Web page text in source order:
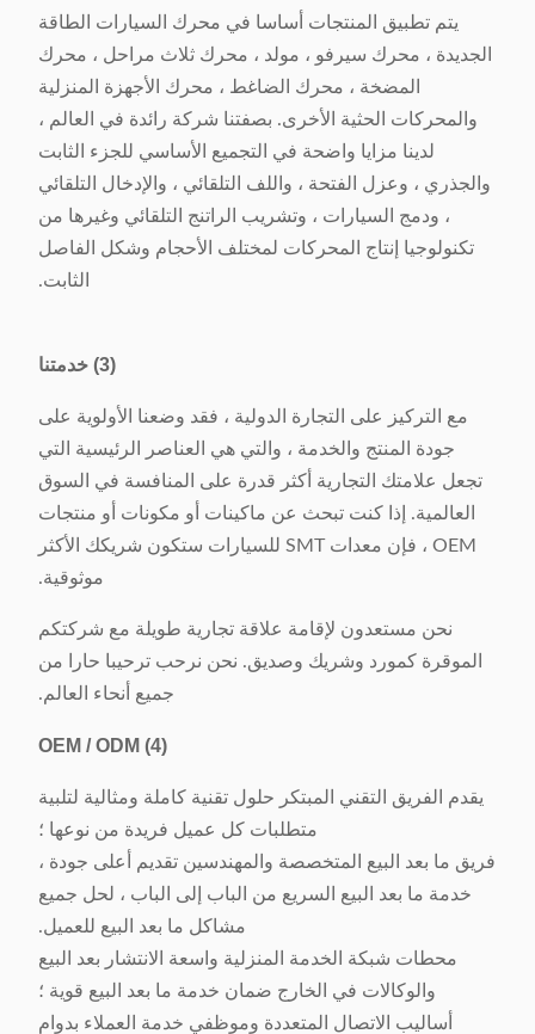
يتم تطبيق المنتجات أساسا في محرك السيارات الطاقة
الجديدة ، محرك سيرفو ، مولد ، محرك ثلاث مراحل ، محرك
المضخة ، محرك الضاغط ، محرك الأجهزة المنزلية
والمحركات الحثية الأخرى. بصفتنا شركة رائدة في العالم ،
لدينا مزايا واضحة في التجميع الأساسي للجزء الثابت
والجذري ، وعزل الفتحة ، واللف التلقائي ، والإدخال التلقائي
، ودمج السيارات ، وتشريب الراتنج التلقائي وغيرها من
تكنولوجيا إنتاج المحركات لمختلف الأحجام وشكل الفاصل
الثابت.
(3) خدمتنا
مع التركيز على التجارة الدولية ، فقد وضعنا الأولوية على
جودة المنتج والخدمة ، والتي هي العناصر الرئيسية التي
تجعل علامتك التجارية أكثر قدرة على المنافسة في السوق
العالمية. إذا كنت تبحث عن ماكينات أو مكونات أو منتجات
OEM ، فإن معدات SMT للسيارات ستكون شريكك الأكثر
موثوقية.
نحن مستعدون لإقامة علاقة تجارية طويلة مع شركتكم
الموقرة كمورد وشريك وصديق. نحن نرحب ترحيبا حارا من
جميع أنحاء العالم.
(4)
OEM / ODM
يقدم الفريق التقني المبتكر حلول تقنية كاملة ومثالية لتلبية
متطلبات كل عميل فريدة من نوعها ؛
فريق ما بعد البيع المتخصصة والمهندسين تقديم أعلى جودة ،
خدمة ما بعد البيع السريع من الباب إلى الباب ، لحل جميع
مشاكل ما بعد البيع للعميل.
محطات شبكة الخدمة المنزلية واسعة الانتشار بعد البيع
والوكالات في الخارج ضمان خدمة ما بعد البيع قوية ؛
أساليب الاتصال المتعددة وموظفي خدمة العملاء بدوام